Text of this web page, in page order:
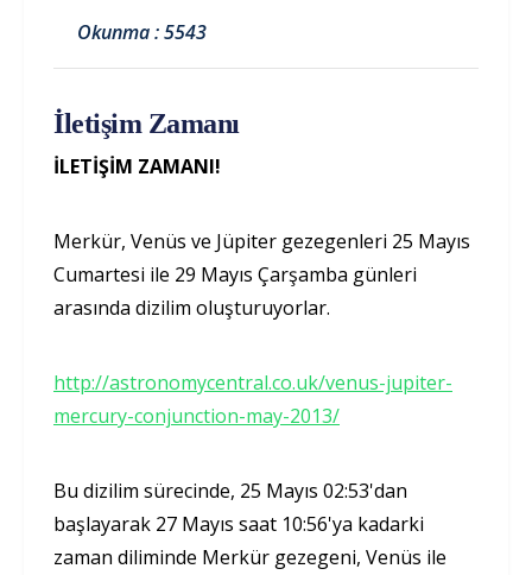
Okunma : 5543
İletişim Zamanı
İLETİŞİM ZAMANI!
Merkür, Venüs ve Jüpiter gezegenleri 25 Mayıs
Cumartesi ile 29 Mayıs Çarşamba günleri
arasında dizilim oluşturuyorlar.
http://astronomycentral.co.uk/venus-jupiter-
mercury-conjunction-may-2013/
Bu dizilim sürecinde, 25 Mayıs 02:53'dan
başlayarak 27 Mayıs saat 10:56'ya kadarki
zaman diliminde Merkür gezegeni, Venüs ile